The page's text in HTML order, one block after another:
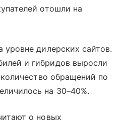
отошли на
уровне дилерских сайтов.
и гибридов выросли
обращений по
на 30–40%.
о новых